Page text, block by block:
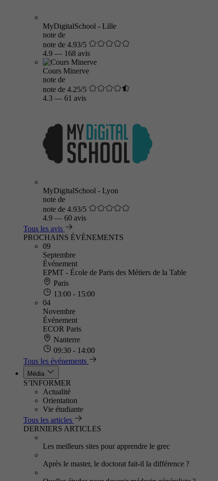
MyDigitalSchool - Lille
note de
note de 4.93/5
4.9 — 168 avis
Cours Minerve
note de
note de 4.25/5
4.3 — 61 avis
MyDigitalSchool - Lyon
note de
note de 4.93/5
4.9 — 60 avis
Tous les avis
PROCHAINS ÉVÈNEMENTS
09
Septembre
Événement
EPMT - École de Paris des Métiers de la Table
Paris
13:00 - 15:00
04
Novembre
Événement
ECOR Paris
Nanterre
09:30 - 14:00
Tous les événements
Média
S’INFORMER
Actualité
Orientation
Vie étudiante
Tous les articles
DERNIERS ARTICLES
Les meilleurs sites pour apprendre le grec
Après le master, le doctorat fait-il la différence ?